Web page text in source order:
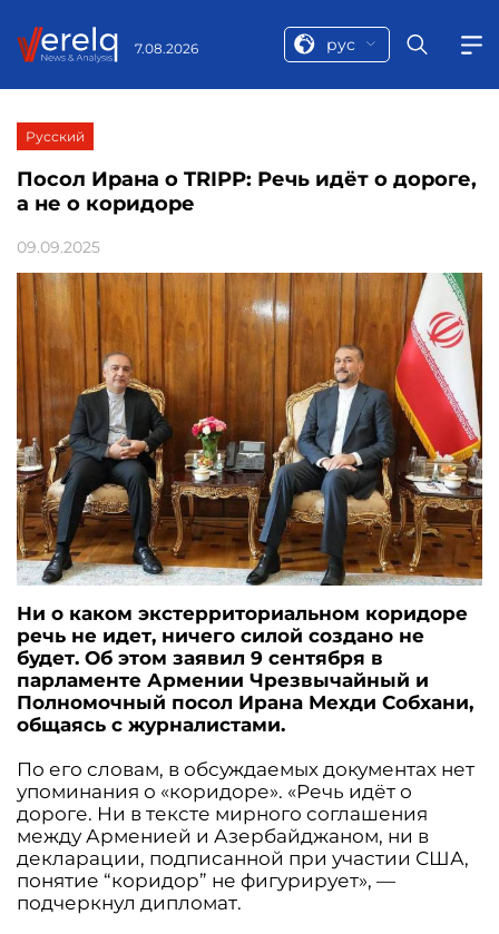
7.08.2026 рус
Русский
Посол Ирана о TRIPP: Речь идёт о дороге,
а не о коридоре
09.09.2025
Ни о каком экстерриториальном коридоре
речь не идет, ничего силой создано не
будет. Об этом заявил 9 сентября в
парламенте Армении Чрезвычайный и
Полномочный посол Ирана Мехди Собхани,
общаясь с журналистами.
По его словам, в обсуждаемых документах нет
упоминания о «коридоре». «Речь идёт о
дороге. Ни в тексте мирного соглашения
между Арменией и Азербайджаном, ни в
декларации, подписанной при участии США,
понятие “коридор” не фигурирует», —
подчеркнул дипломат.